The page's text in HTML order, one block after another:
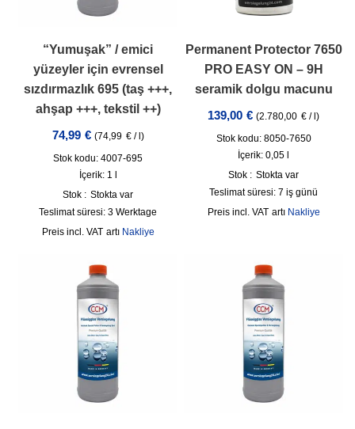
“Yumuşak” / emici
yüzeyler için evrensel
sızdırmazlık 695 (taş +++,
ahşap +++, tekstil ++)
74,99 € (74,99 €/l)
Stok kodu: 4007-695
İçerik: 1
Stok : Stokta var
Teslimat süresi: 3 Werktage
incl. VAT artı Nakliye
Permanent Protector 7650
PRO EASY ON – 9H
seramik dolgu macunu
139,00 € (2.780,00 € /l)
Stok kodu: 8050-7650
İçerik: 0,05
Stok : Stokta var
Teslimat süresi: 7 iş günü
incl. VAT artı Nakliye